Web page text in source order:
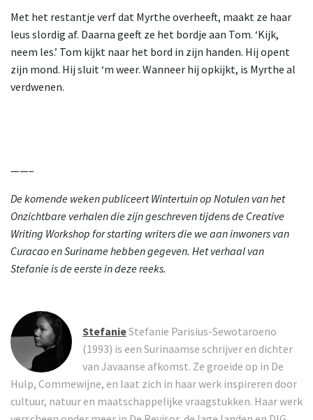
Met het restantje verf dat Myrthe overheeft, maakt ze haar
leus slordig af. Daarna geeft ze het bordje aan Tom. ‘Kijk,
neem les.’ Tom kijkt naar het bord in zijn handen. Hij opent
zijn mond. Hij sluit ‘m weer. Wanneer hij opkijkt, is Myrthe al
verdwenen.
——–
De komende weken publiceert Wintertuin op Notulen van het
Onzichtbare verhalen die zijn geschreven tijdens de Creative
Writing Workshop for starting writers die we aan inwoners van
Curacao en Suriname hebben gegeven. Het verhaal van
Stefanie is de eerste in deze reeks.
StefanieStefanie Parisius-Sewotaroeno
(1993) is een Surinaamse schrijver en dichter
van Javaanse afkomst. Ze groeide op in De
Hulp, Commewijne, en laat zich in haar werk inspireren door
cultuur, natuur en maatschappelijke vraagstukken. Haar werk